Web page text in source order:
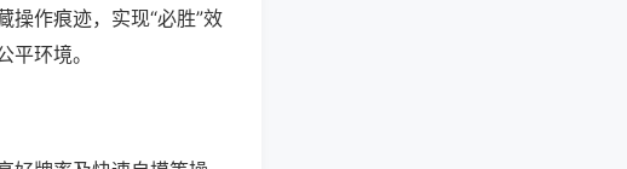
操作痕迹，实现“必胜”效
环境。